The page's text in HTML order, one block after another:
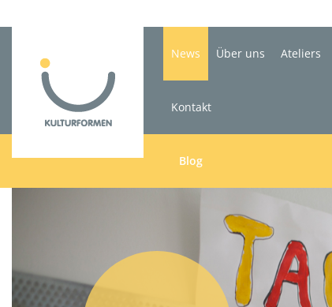
News
Blog
Über uns Ateliers
Kontakt